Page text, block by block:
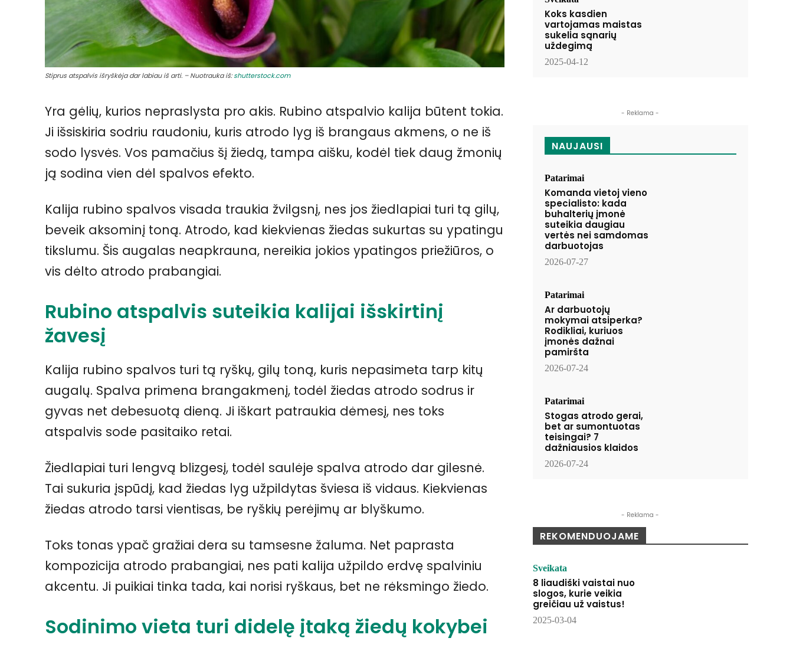
Stiprus atspalvis išryškėja dar labiau iš arti. – Nuotrauka iš:shutterstock.com
Yra gėlių, kurios nepraslysta pro akis. Rubino atspalvio kalija būtent tokia.
Ji išsiskiria sodriu raudoniu, kuris atrodo lyg iš brangaus akmens, o ne iš
sodo lysvės. Vos pamačius šį žiedą, tampa aišku, kodėl tiek daug žmonių
ją sodina vien dėl spalvos efekto.
Kalija rubino spalvos visada traukia žvilgsnį, nes jos žiedlapiai turi tą gilų,
beveik aksominį toną. Atrodo, kad kiekvienas žiedas sukurtas su ypatingu
tikslumu. Šis augalas neapkrauna, nereikia jokios ypatingos priežiūros, o
vis dėlto atrodo prabangiai.
Rubino atspalvis suteikia kalijai išskirtinį
žavesį
Kalija rubino spalvos turi tą ryškų, gilų toną, kuris nepasimeta tarp kitų
augalų. Spalva primena brangakmenį, todėl žiedas atrodo sodrus ir
gyvas net debesuotą dieną. Ji iškart patraukia dėmesį, nes toks
atspalvis sode pasitaiko retai.
Žiedlapiai turi lengvą blizgesį, todėl saulėje spalva atrodo dar gilesnė.
Tai sukuria įspūdį, kad žiedas lyg užpildytas šviesa iš vidaus. Kiekvienas
žiedas atrodo tarsi vientisas, be ryškių perėjimų ar blyškumo.
Toks tonas ypač gražiai dera su tamsesne žaluma. Net paprasta
kompozicija atrodo prabangiai, nes pati kalija užpildo erdvę spalviniu
akcentu. Ji puikiai tinka tada, kai norisi ryškaus, bet ne rėksmingo žiedo.
Sodinimo vieta turi didelę įtaką žiedų kokybei
Koks kasdien
vartojamas maistas
sukelia sąnarių
uždegimą
2025-04-12
- Reklama -
NAUJAUSI
Patarimai
Komanda vietoj vieno
specialisto: kada
buhalterių įmonė
suteikia daugiau
vertės nei samdomas
darbuotojas
2026-07-27
Patarimai
Ar darbuotojų
mokymai atsiperka?
Rodikliai, kuriuos
įmonės dažnai
pamiršta
2026-07-24
Patarimai
Stogas atrodo gerai,
bet ar sumontuotas
teisingai? 7
dažniausios klaidos
2026-07-24
- Reklama -
REKOMENDUOJAME
Sveikata
8 liaudiški vaistai nuo
slogos, kurie veikia
greičiau už vaistus!
2025-03-04